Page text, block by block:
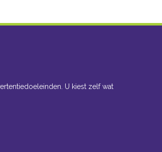
U kiest zelf wat